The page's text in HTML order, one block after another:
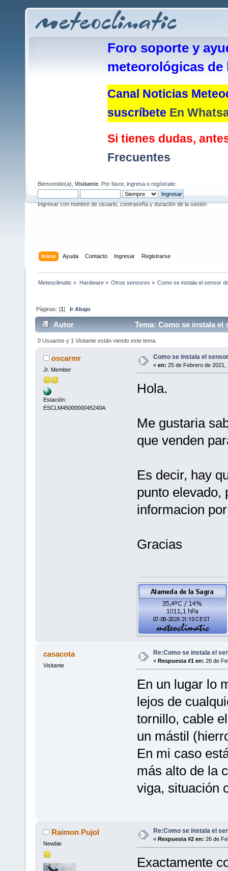
Foro soporte y
meteorológicas de
Canal Noticias
suscríbete En
Si tienes dudas,
Frecuentes
Bienvenido(a), Visitante . Por favor, ingresa o regístrate
Ingresar con nombre de usuario, contraseña y duración de la sesión
Inicio Ayuda Contacto Ingresar Registrarse
Meteoclimatic » Hardware» Otros sensores » Como se instala el sensor
Páginas: [1]Ir Abajo
Autor Tema: Como se instala el
0 Usuarios y 1 Visitante están viendo este tema.
oscarmr
Jr. Member
Estación:
ESCLM4500000045240A
Como se instala el
« en: 25 de Febrero de 2021,
Hola.
Me gustaria
que venden
Es decir, hay
punto elevado,
informacion
Gracias
casacota
Visitante
Re:Como se instala el
« Respuesta #1 en: 26 de
En un lugar lo
lejos de
tornillo, cable
un mástil
En mi caso
más alto de la
viga, situación
Raimon Pujol
Newbie
Re:Como se instala el
« Respuesta #2 en: 26 de
Exactamente